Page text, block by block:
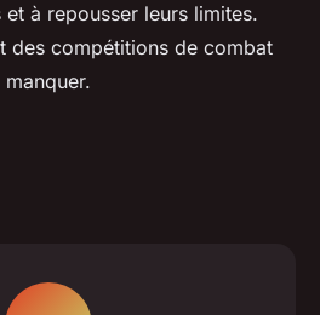
et à repousser leurs limites.
des compétitions de combat